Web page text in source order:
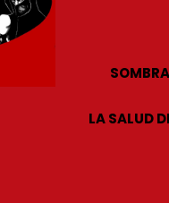
LA SALUD